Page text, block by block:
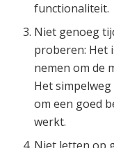
functionaliteit.
Niet genoeg
proberen: Het
nemen om de
Het
om een goed
werkt.